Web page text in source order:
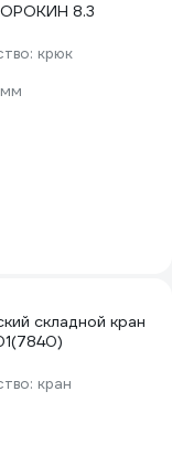
8.3
крюк
мм
складной кран
кран